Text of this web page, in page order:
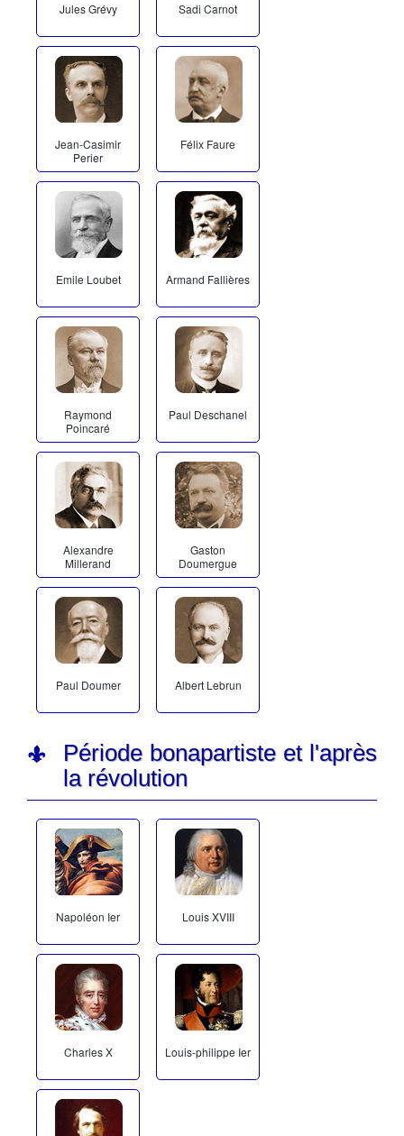
Jules Grévy Sadi Carnot
Jean-Casimir
Perier
Félix Faure
Emile Loubet Armand Fallières
Raymond
Poincaré
Paul Deschanel
Alexandre
Millerand
Gaston
Doumergue
Paul Doumer Albert Lebrun
Période bonapartiste et l'après
la révolution
Napoléon Ier Louis XVIII
Charles X Louis-philippe Ier